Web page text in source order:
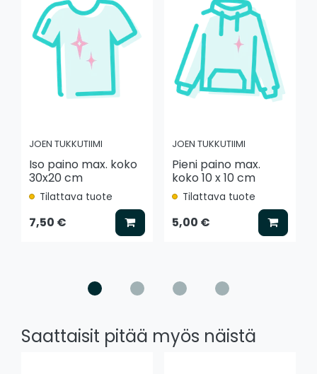
JOEN TUKKUTIIMI
Iso paino max. koko
30x20 cm
Tilattava tuote
7,50 € Lisää koriin
JOEN TUKKUTIIMI
Pieni paino max.
koko 10 x 10 cm
Tilattava tuote
5,00 € Lisää
Saattaisit pitää myös näistä